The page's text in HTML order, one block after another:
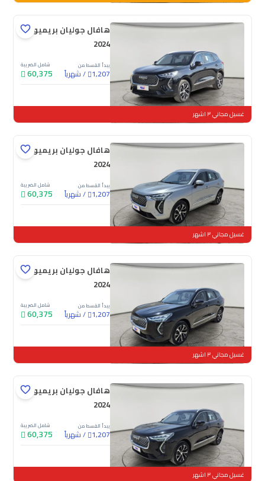
هافال جوليان بريميوم
2024
يبدأ القسط من
1,207
/شهرياً
شامل الضريبة
60,375
جديدة
غسيل مجاني ٣ اشهر
هافال جوليان بريميوم
2024
يبدأ القسط من
1,207
/شهرياً
شامل الضريبة
60,375
جديدة
غسيل مجاني ٣ اشهر
هافال جوليان بريميوم
2024
يبدأ القسط من
1,207
/شهرياً
شامل الضريبة
60,375
جديدة
غسيل مجاني ٣ اشهر
هافال جوليان بريميوم
2024
يبدأ القسط من
1,207
/شهرياً
شامل الضريبة
60,375
جديدة
غسيل مجاني ٣ اشهر